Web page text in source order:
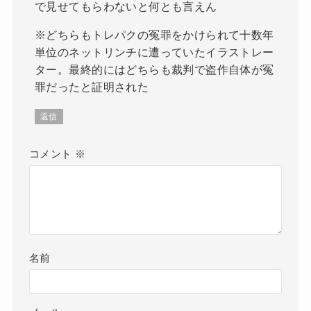
で見せてもらわないと何とも言えん
※どちらもトレパクの冤罪をかけられて十数年
単位のネットリンチに遭っていたイラストレー
ター。最終的にはどちらも裁判で盗作自体が冤
罪だったと証明された
返信
コメント ※
名前